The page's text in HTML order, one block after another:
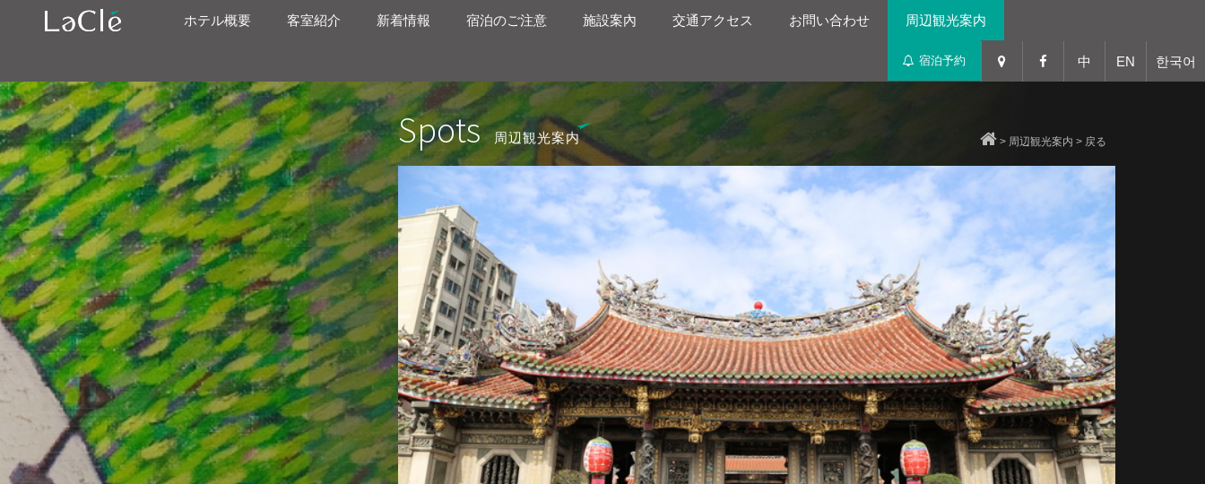
ホテル概要 客室紹介 新着情報 宿泊のご注意 施設案內 交通アクセス お問い合わせ 周辺観光案内
宿泊予約 中 EN 한국어
Spots 周辺観光案内 > 周辺観光案内 > 戻る